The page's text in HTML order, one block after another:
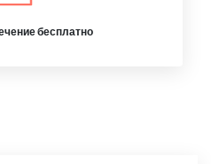
бесплатно